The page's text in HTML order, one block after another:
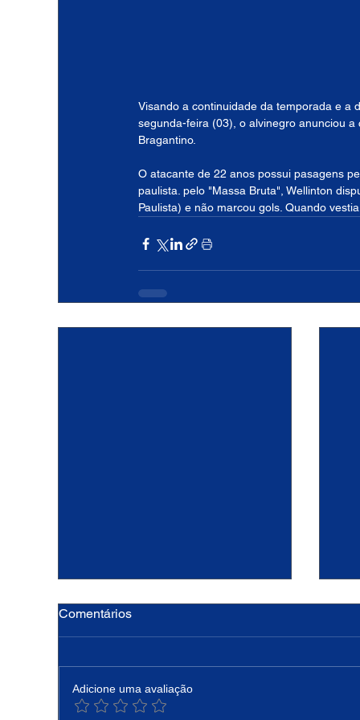
Visando a continuidade da temporada e a
segunda-feira (03), o alvinegro anunciou
Bragantino.
O atacante de 22 anos possui pasagens
paulista. pelo "Massa Bruta", Wellinton
Paulista) e não marcou gols. Quando
Comentários
Adicione uma avaliação